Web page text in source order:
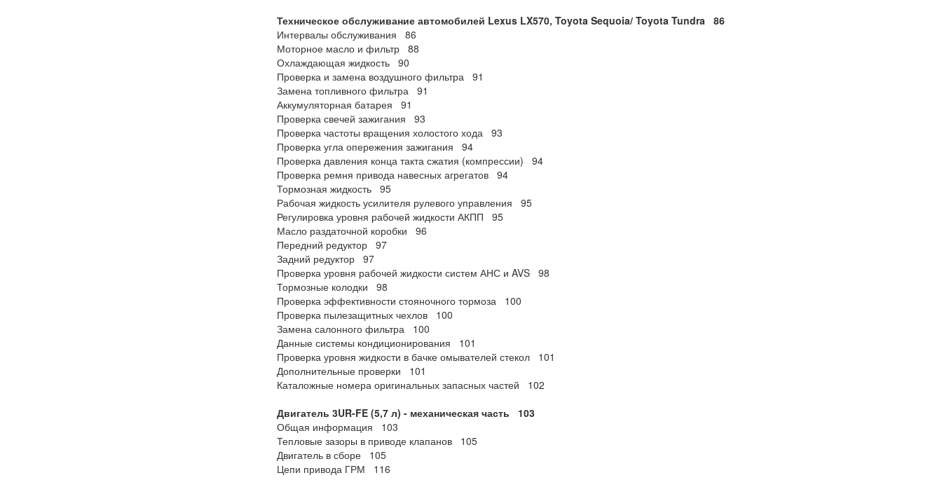
Техническое обслуживание автомобилей Lexus LX570, Toyota Sequoia/ Toyota Tundra 86
Интервалы обслуживания 86
Моторное масло и фильтр 88
Охлаждающая жидкость 90
Проверка и замена воздушного фильтра 91
Замена топливного фильтра 91
Аккумуляторная батарея 91
Проверка свечей зажигания 93
Проверка частоты вращения холостого хода 93
Проверка угла опережения зажигания 94
Проверка давления конца такта сжатия (компрессии) 94
Проверка ремня привода навесных агрегатов 94
Тормозная жидкость 95
Рабочая жидкость усилителя рулевого управления 95
Регулировка уровня рабочей жидкости АКПП 95
Масло раздаточной коробки 96
Передний редуктор 97
Задний редуктор 97
Проверка уровня рабочей жидкости систем АНС и AVS 98
Тормозные колодки 98
Проверка эффективности стояночного тормоза 100
Проверка пылезащитных чехлов 100
Замена салонного фильтра 100
Данные системы кондиционирования 101
Проверка уровня жидкости в бачке омывателей стекол 101
Дополнительные проверки 101
Каталожные номера оригинальных запасных частей 102
Двигатель 3UR-FE (5,7 л) - механическая часть 103
Общая информация 103
Тепловые зазоры в приводе клапанов 105
Двигатель в сборе 105
Цепи привода ГРМ 116